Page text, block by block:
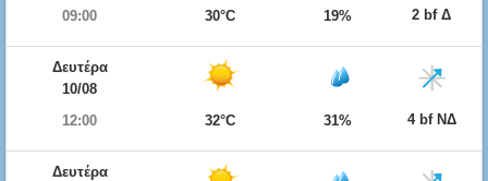
09:00
30°C 19% 2 bf Δ
Δευτέρα
10/08
12:00
32°C 31% 4 bf ΝΔ
Δευτέρα